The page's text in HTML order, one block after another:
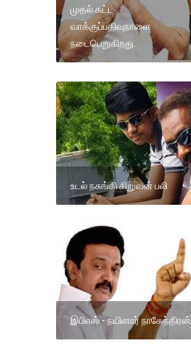
முதல் கட்ட
வாக்குப்பதிவுநாளை
நடைபெறுகிறது.
உடல் நசுங்கி சிறுவன் பலி
இபிஎஸ் - நயினார் நாகேந்திரன்